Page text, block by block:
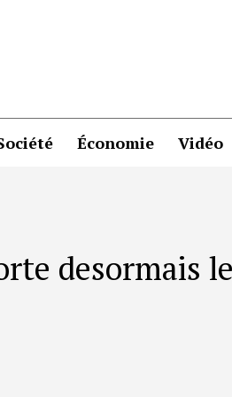
Économie Vidéo
desormais le